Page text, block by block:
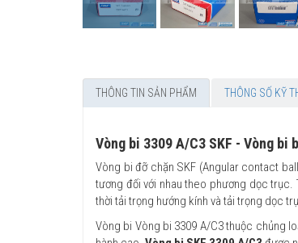
THÔNG TIN SẢN PHẨM THÔNG SỐ KỸ
Vòng bi 3309 A/C3 SKF - Vòng bi
Vòng bi đỡ chặn SKF (Angular contact
tương đối với nhau theo phương dọc trục.
thời tải trọng hướng kính và tải trọng dọc
Vòng bi Vòng bi 3309 A/C3 thuộc chủng